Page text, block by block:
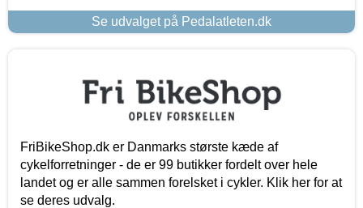
Se udvalget på Pedalatleten.dk
FriBikeShop.dk er Danmarks største kæde af
cykelforretninger - de er 99 butikker fordelt over hele
landet og er alle sammen forelsket i cykler. Klik her for at
se deres udvalg.